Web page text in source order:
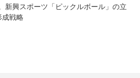
新興スポーツ「ピックルボール」の立
成戦略